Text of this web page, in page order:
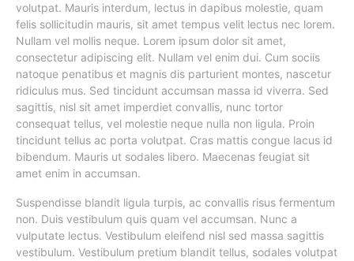
volutpat. Mauris interdum, lectus in dapibus molestie, quam
felis sollicitudin mauris, sit amet tempus velit lectus nec lorem.
Nullam vel mollis neque. Lorem ipsum dolor sit amet,
consectetur adipiscing elit. Nullam vel enim dui. Cum sociis
natoque penatibus et magnis dis parturient montes, nascetur
ridiculus mus. Sed tincidunt accumsan massa id viverra. Sed
sagittis, nisl sit amet imperdiet convallis, nunc tortor
consequat tellus, vel molestie neque nulla non ligula. Proin
tincidunt tellus ac porta volutpat. Cras mattis congue lacus id
bibendum. Mauris ut sodales libero. Maecenas feugiat sit
amet enim in accumsan.
Suspendisse blandit ligula turpis, ac convallis risus fermentum
non. Duis vestibulum quis quam vel accumsan. Nunc a
vulputate lectus. Vestibulum eleifend nisl sed massa sagittis
vestibulum. Vestibulum pretium blandit tellus, sodales volutpat